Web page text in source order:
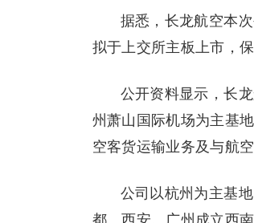
据悉，长龙航空本
拟于上交所主板上市，
公开资料显示，长
州萧山国际机场为主基
空客货运输业务及与航
公司以杭州为主基
都、西安、广州成立西